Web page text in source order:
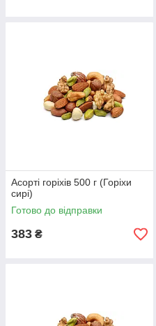
Асорті горіхів 500 г (Горіхи
сирі)
Готово до відправки
383 ₴